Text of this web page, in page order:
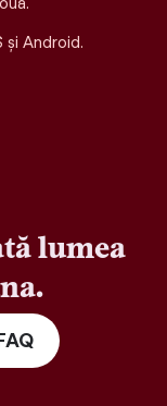
Android.
lumea